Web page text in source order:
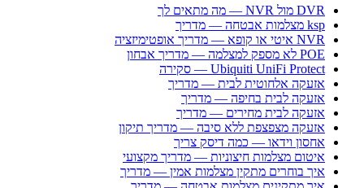
DVR מול NVR — מה מתאים לך
ksp מצלמות אבטחה — מדריך
NVR איטי או קופא — מדריך אופטימיזציה
POE לא מספק למצלמה — מדריך אבחון
Ubiquiti UniFi Protect — סקירה
אזעקה אלחוטית לבית — מדריך
אזעקה לבית בחיפה — מדריך
אזעקה לבית מחירים — מדריך
אזעקה מצפצפת ללא סיבה — מדריך תיקון
אחסון וידאו — כמה דיסק צריך
איטום מצלמות חיצוניות — מדריך מקצועי
איך בוחרים מתקין מצלמות אמין — מדריך